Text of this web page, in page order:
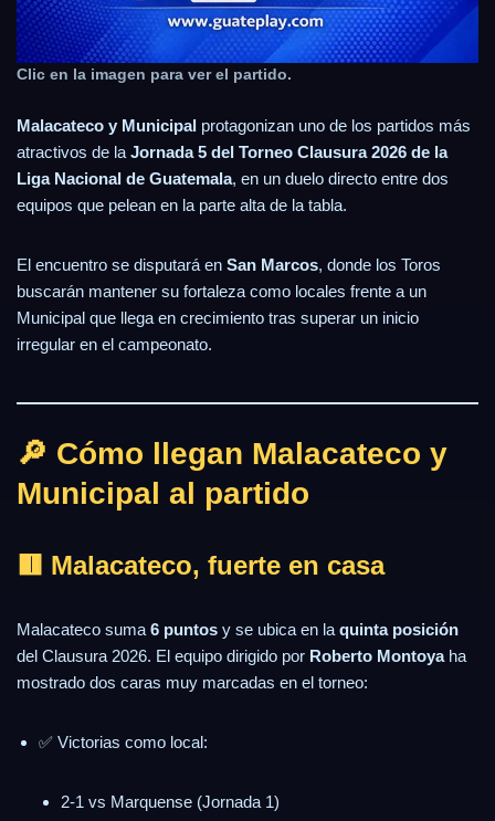
Clic en la imagen para ver el partido.
Malacateco y Municipal protagonizan uno de los partidos más
atractivos de la Jornada 5 del Torneo Clausura 2026 de la
Liga Nacional de Guatemala, en un duelo directo entre dos
equipos que pelean en la parte alta de la tabla.
El encuentro se disputará en San Marcos, donde los Toros
buscarán mantener su fortaleza como locales frente a un
Municipal que llega en crecimiento tras superar un inicio
irregular en el campeonato.
🔎 Cómo llegan Malacateco y
Municipal al partido
🟥 Malacateco, fuerte en casa
Malacateco suma 6 puntos y se ubica en la quinta posición
del Clausura 2026. El equipo dirigido por Roberto Montoyaha
mostrado dos caras muy marcadas en el torneo:
✅ Victorias como local:
2-1 vs Marquense (Jornada 1)